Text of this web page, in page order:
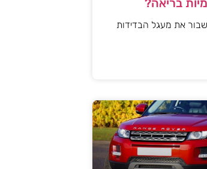
את מעגל הבדידות